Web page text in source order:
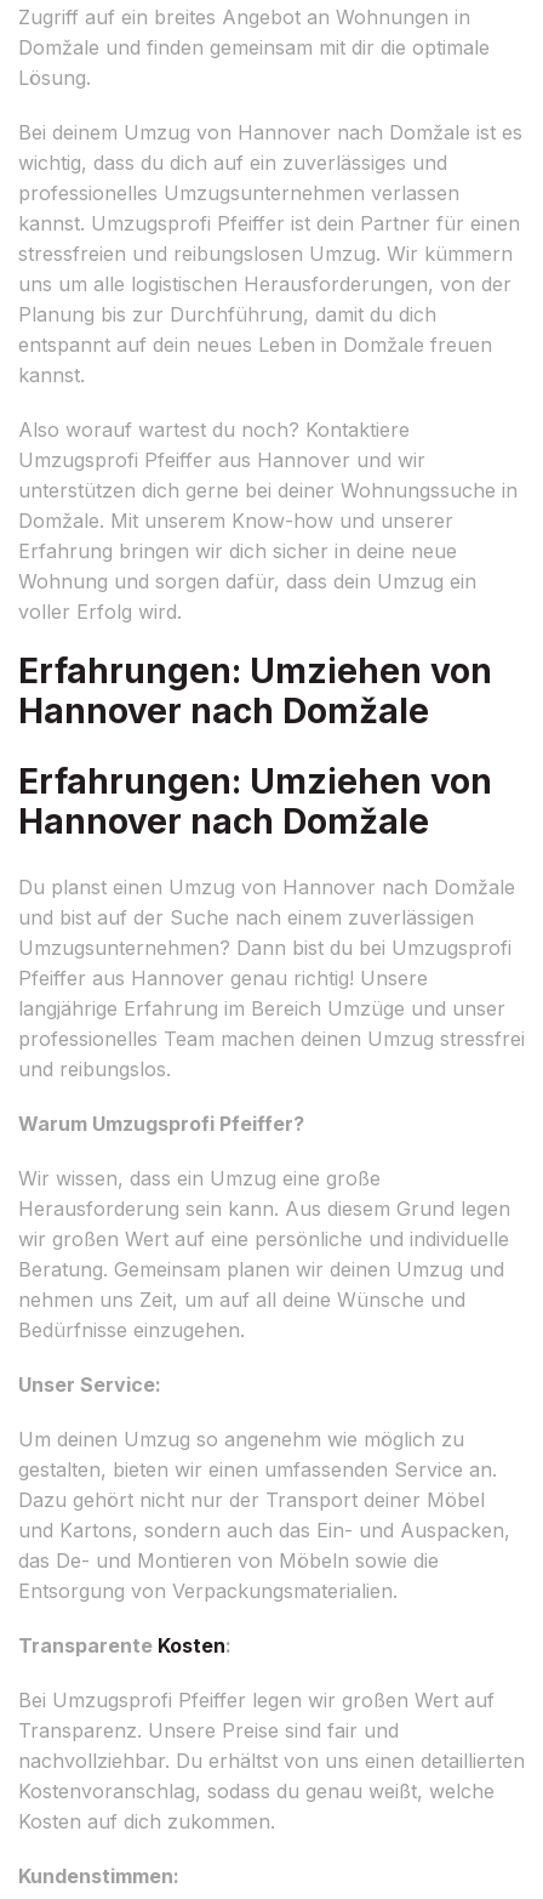
Zugriff auf ein breites Angebot an Wohnungen in
Domžale und finden gemeinsam mit dir die optimale
Lösung.
Bei deinem Umzug von Hannover nach Domžale ist es
wichtig, dass du dich auf ein zuverlässiges und
professionelles Umzugsunternehmen verlassen
kannst. Umzugsprofi Pfeiffer ist dein Partner für einen
stressfreien und reibungslosen Umzug. Wir kümmern
uns um alle logistischen Herausforderungen, von der
Planung bis zur Durchführung, damit du dich
entspannt auf dein neues Leben in Domžale freuen
kannst.
Also worauf wartest du noch? Kontaktiere
Umzugsprofi Pfeiffer aus Hannover und wir
unterstützen dich gerne bei deiner Wohnungssuche in
Domžale. Mit unserem Know-how und unserer
Erfahrung bringen wir dich sicher in deine neue
Wohnung und sorgen dafür, dass dein Umzug ein
voller Erfolg wird.
Erfahrungen: Umziehen von
Hannover nach Domžale
Erfahrungen: Umziehen von
Hannover nach Domžale
Du planst einen Umzug von Hannover nach Domžale
und bist auf der Suche nach einem zuverlässigen
Umzugsunternehmen? Dann bist du bei Umzugsprofi
Pfeiffer aus Hannover genau richtig! Unsere
langjährige Erfahrung im Bereich Umzüge und unser
professionelles Team machen deinen Umzug stressfrei
und reibungslos.
Warum Umzugsprofi Pfeiffer?
Wir wissen, dass ein Umzug eine große
Herausforderung sein kann. Aus diesem Grund legen
wir großen Wert auf eine persönliche und individuelle
Beratung. Gemeinsam planen wir deinen Umzug und
nehmen uns Zeit, um auf all deine Wünsche und
Bedürfnisse einzugehen.
Unser Service:
Um deinen Umzug so angenehm wie möglich zu
gestalten, bieten wir einen umfassenden Service an.
Dazu gehört nicht nur der Transport deiner Möbel
und Kartons, sondern auch das Ein- und Auspacken,
das De- und Montieren von Möbeln sowie die
Entsorgung von Verpackungsmaterialien.
Transparente Kosten:
Bei Umzugsprofi Pfeiffer legen wir großen Wert auf
Transparenz. Unsere Preise sind fair und
nachvollziehbar. Du erhältst von uns einen detaillierten
Kostenvoranschlag, sodass du genau weißt, welche
Kosten auf dich zukommen.
Kundenstimmen: